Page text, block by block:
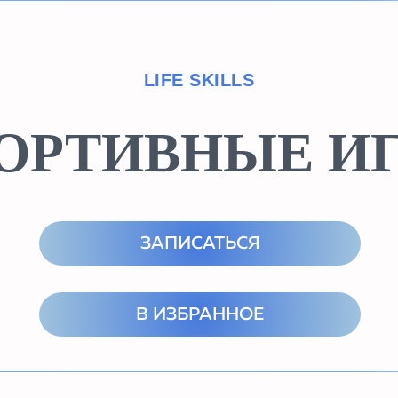
LIFE SKILLS
ЗАПИСАТЬСЯ
В ИЗБРАННОЕ